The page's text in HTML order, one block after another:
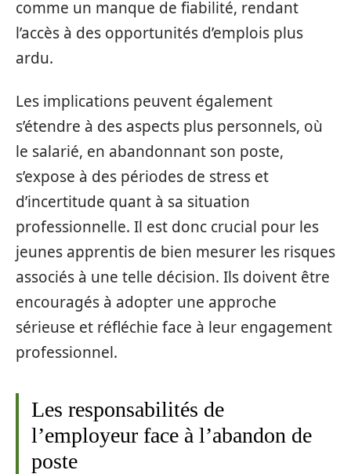
comme un manque de fiabilité, rendant
l’accès à des opportunités d’emplois plus
ardu.
Les implications peuvent également
s’étendre à des aspects plus personnels, où
le salarié, en abandonnant son poste,
s’expose à des périodes de stress et
d’incertitude quant à sa situation
professionnelle. Il est donc crucial pour les
jeunes apprentis de bien mesurer les risques
associés à une telle décision. Ils doivent être
encouragés à adopter une approche
sérieuse et réfléchie face à leur engagement
professionnel.
Les responsabilités de
l’employeur face à l’abandon de
poste